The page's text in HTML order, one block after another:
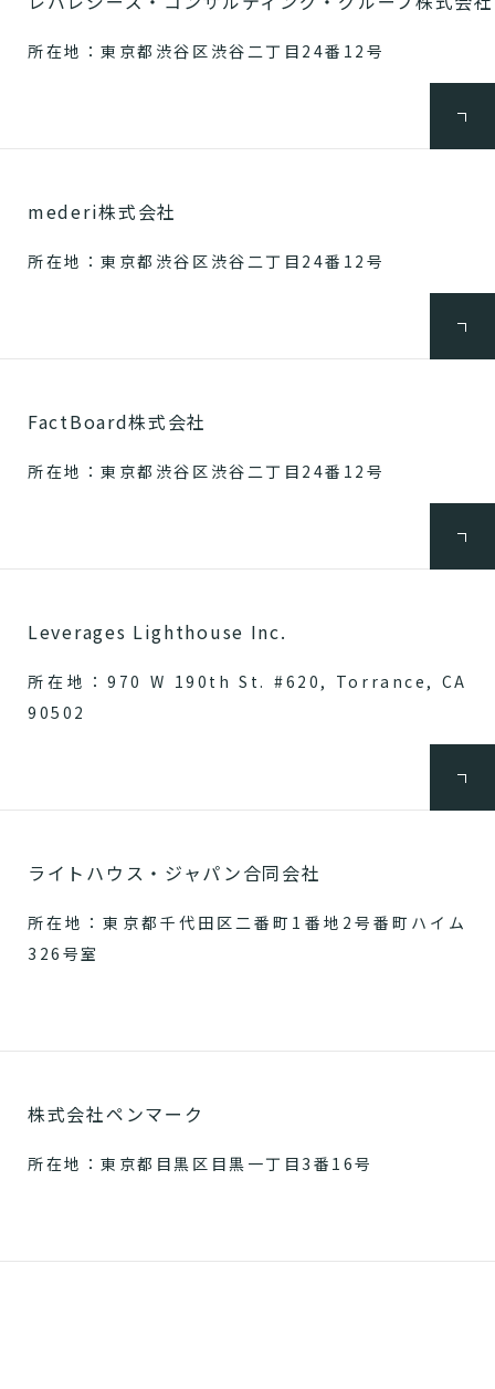
所在地：東京都渋谷区渋谷二丁目24番12号
mederi株式会社
所在地：東京都渋谷区渋谷二丁目24番12号
FactBoard株式会社
所在地：東京都渋谷区渋谷二丁目24番12号
Leverages Lighthouse Inc.
所在地：970 W 190th St. #620, Torrance, CA
90502
ライトハウス・ジャパン合同会社
所在地：東京都千代田区二番町1番地2号番町ハイム
326号室
株式会社ペンマーク
所在地：東京都目黒区目黒一丁目3番16号